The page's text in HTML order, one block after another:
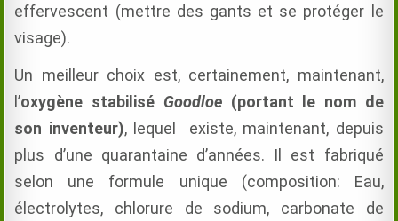
effervescent (mettre des gants et se protéger le
visage).
Un meilleur choix est, certainement, maintenant,
l’oxygène stabilisé Goodloe (portant le nom de
son inventeur), lequel existe, maintenant, depuis
plus d’une quarantaine d’années. Il est fabriqué
selon une formule unique (composition: Eau,
électrolytes, chlorure de sodium, carbonate de